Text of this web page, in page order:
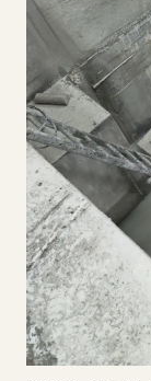
—
Kalın
—
09
Bolu'da
Karot